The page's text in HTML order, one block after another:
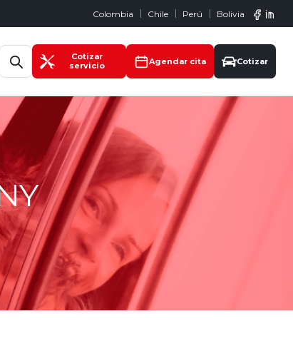
Colombia Chile Perú Bolivia
Abrir búsquedaCotizar
servicio
Agendar cita Cotizar